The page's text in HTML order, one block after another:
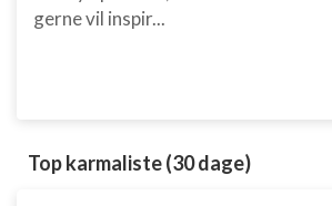
gerne vil inspir...
Top karmaliste (30 dage)